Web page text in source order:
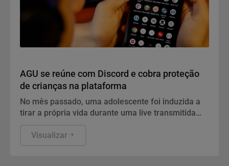
AGU se reúne com Discord e cobra proteção
de crianças na plataforma
No mês passado, uma adolescente foi induzida a
tirar a própria vida durante uma live transmitida
Visualizar